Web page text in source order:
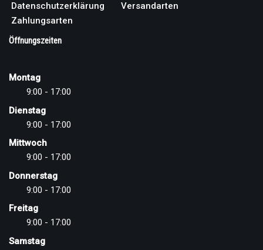
Datenschutzerklärung
Versandarten
Zahlungsarten
Öffnungszeiten
Montag
9:00 - 17:00
Dienstag
9:00 - 17:00
Mittwoch
9:00 - 17:00
Donnerstag
9:00 - 17:00
Freitag
9:00 - 17:00
Samstag